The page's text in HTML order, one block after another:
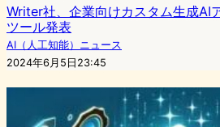
Writer社、企業向けカスタム生成AI
ツール発表
AI（人工知能）ニュース
2024年6月5日23:45